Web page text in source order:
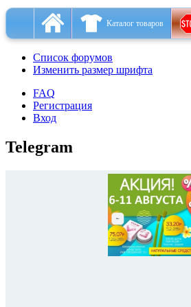
Каталог товаров
Список форумов
Изменить размер шрифта
FAQ
Регистрация
Вход
Telegram